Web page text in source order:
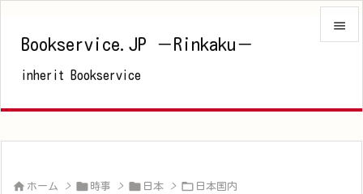
Bookservice.JP －Rinkaku－
inherit Bookservice


 ホーム >  時事 >  日本 >  日本国内